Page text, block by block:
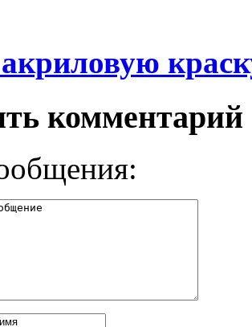
комментарий